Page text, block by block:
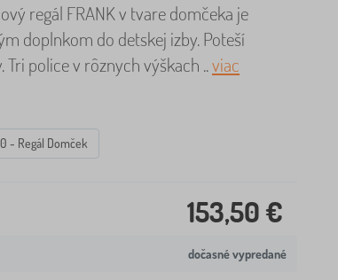
regál FRANK v tvare domčeka je
doplnkom do detskej izby. Poteší
Tri police v rôznych výškach ..viac
- Regál Domček
153,50 €
dočasné vypredané